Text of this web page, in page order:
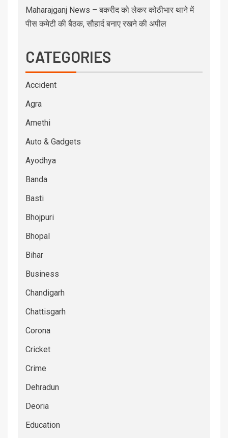
Maharajganj News – बकरीद को लेकर कोठीभार थाने में
पीस कमेटी की बैठक, सौहार्द बनाए रखने की अपील
CATEGORIES
Accident
Agra
Amethi
Auto & Gadgets
Ayodhya
Banda
Basti
Bhojpuri
Bhopal
Bihar
Business
Chandigarh
Chattisgarh
Corona
Cricket
Crime
Dehradun
Deoria
Education